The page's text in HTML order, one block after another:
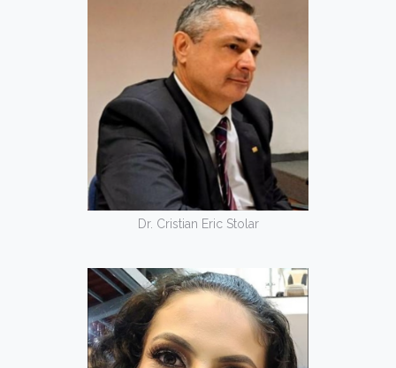
Dr. Cristian Eric Stolar